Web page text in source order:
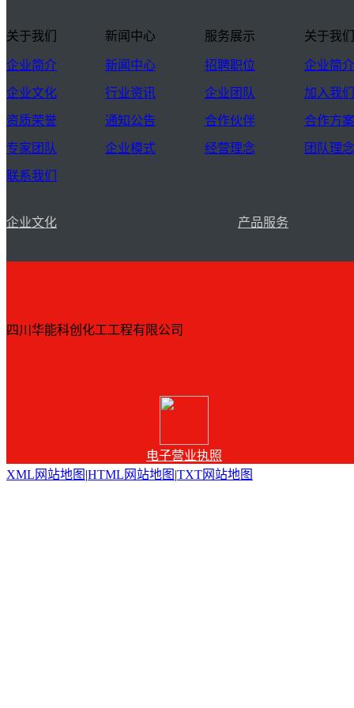
关于我们
企业简介
企业文化
资质荣誉
专家团队
联系我们
新闻中心
新闻中心
行业资讯
通知公告
企业模式
服务展示
招聘职位
企业团队
合作伙伴
经营理念
关于我们
企业简介
加入我们
合作方案
团队理念
企业文化 产品服务
四川华能科创化工工程有限公司
电子营业执照
XML网站地图 |HTML网站地图 |TXT网站地图